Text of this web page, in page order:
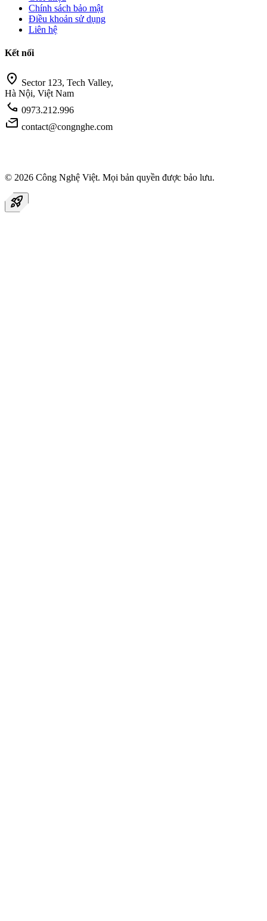
Chính sách bảo mật
Điều khoản sử dụng
Liên hệ
Kết nối
location_on Sector 123, Tech Valley,
Hà Nội, Việt Nam
call 0973.212.996
mail contact@congnghe.com
© 2026 Công Nghệ Việt. Mọi bản quyền được bảo lưu.
rocket_launch